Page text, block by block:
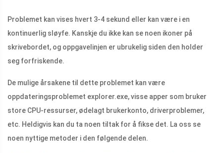
Problemet kan vises hvert 3-4 sekund eller kan være i en
kontinuerlig sløyfe. Kanskje du ikke kan se noen ikoner på
skrivebordet, og oppgavelinjen er ubrukelig siden den holder
seg forfriskende.
De mulige årsakene til dette problemet kan være
oppdateringsproblemet explorer.exe, visse apper som bruker
store CPU-ressurser, ødelagt brukerkonto, driverproblemer,
etc. Heldigvis kan du ta noen tiltak for å fikse det. La oss se
noen nyttige metoder i den følgende delen.